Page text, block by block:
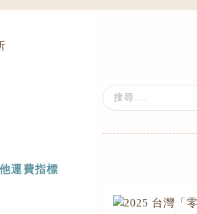
運費指標
Search
...